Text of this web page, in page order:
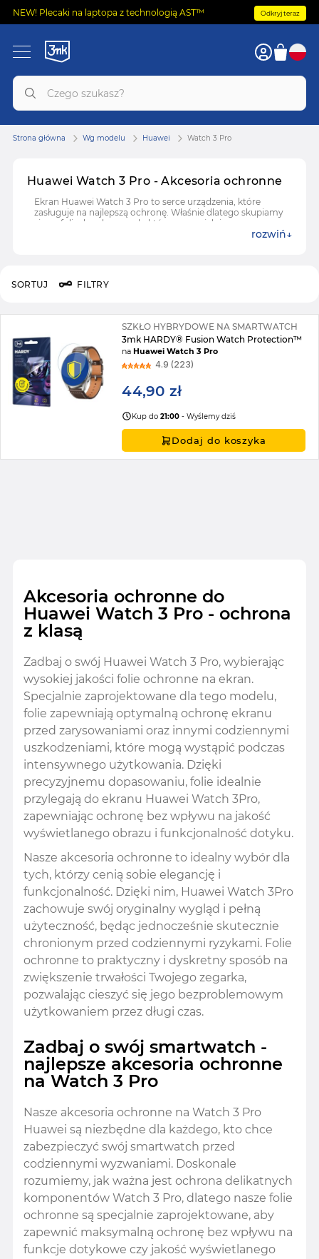
NEW! Plecaki na laptopa z technologią AST™ Odkryj teraz
Huawei Watch 3 Pro - Akcesoria ochronne
Ekran Huawei Watch 3 Pro to serce urządzenia, które
zasługuje na najlepszą ochronę. Właśnie dlatego skupiamy
się na foliach ochronnych, które są specjalnie
rozwiń
Strona główna Wg modelu Huawei Watch 3 Pro
FILTRY
SORTUJ
SZKŁO HYBRYDOWE NA SMARTWATCH
3mk HARDY® Fusion Watch Protection™
naHuawei Watch 3 Pro
4.9 (223)
44,90 zł
Kup do21:00 - Wyślemy dziś
Dodaj do koszyka
Akcesoria ochronne do
Huawei Watch 3 Pro - ochrona
z klasą
Zadbaj o swój Huawei Watch 3 Pro, wybierając
wysokiej jakości folie ochronne na ekran.
Specjalnie zaprojektowane dla tego modelu,
folie zapewniają optymalną ochronę ekranu
przed zarysowaniami oraz innymi codziennymi
uszkodzeniami, które mogą wystąpić podczas
intensywnego użytkowania. Dzięki
precyzyjnemu dopasowaniu, folie idealnie
przylegają do ekranu Huawei Watch 3Pro,
zapewniając ochronę bez wpływu na jakość
wyświetlanego obrazu i funkcjonalność dotyku.
Nasze akcesoria ochronne to idealny wybór dla
tych, którzy cenią sobie elegancję i
funkcjonalność. Dzięki nim, Huawei Watch 3Pro
zachowuje swój oryginalny wygląd i pełną
użyteczność, będąc jednocześnie skutecznie
chronionym przed codziennymi ryzykami. Folie
ochronne to praktyczny i dyskretny sposób na
zwiększenie trwałości Twojego zegarka,
pozwalając cieszyć się jego bezproblemowym
użytkowaniem przez długi czas.
Zadbaj o swój smartwatch -
najlepsze akcesoria ochronne
na Watch 3 Pro
Nasze akcesoria ochronne na Watch 3 Pro
Huawei są niezbędne dla każdego, kto chce
zabezpieczyć swój smartwatch przed
codziennymi wyzwaniami. Doskonale
rozumiemy, jak ważna jest ochrona delikatnych
komponentów Watch 3 Pro, dlatego nasze folie
ochronne są specjalnie zaprojektowane, aby
zapewnić maksymalną ochronę bez wpływu na
funkcje dotykowe czy jakość wyświetlanego